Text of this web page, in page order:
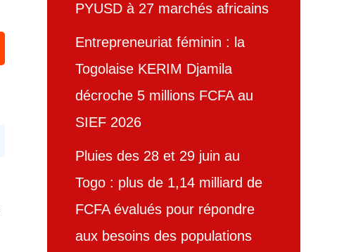
PYUSD à 27 marchés africains
Entrepreneuriat féminin : la
Togolaise KERIM Djamila
décroche 5 millions FCFA au
SIEF 2026
Pluies des 28 et 29 juin au
Togo : plus de 1,14 milliard de
FCFA évalués pour répondre
aux besoins des populations